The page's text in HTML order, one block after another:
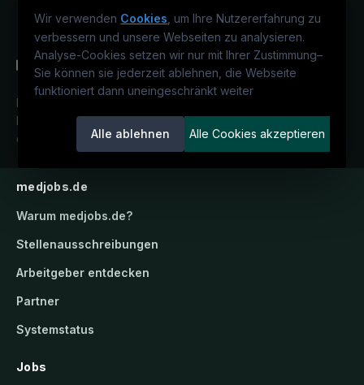
e
p
g
i
Wir verwenden Cookies , um Ihre Nutzererfahrung zu
verbessern und unsere Webseiten zu analysieren.
Analyse-Cookies setzen wir nur mit Ihrer Zustimmung–
Sie können sie jederzeit ablehnen, die Webseite
funktioniert dann uneingeschränkt weiter
Alle ablehnen Alle Cookies akzeptieren
Deutschlands medizinisches
Karriereportal.Ein Service der
candidatis GmbH.
medjobs.de
Warum medjobs.de?
Stellenausschreibungen
Arbeitgeber entdecken
Partner
Systemstatus
Jobs